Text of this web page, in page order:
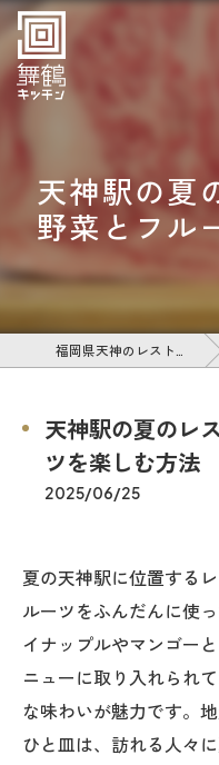
天神駅の夏
野菜とフル
福岡県天神のレストランなら舞鶴キッチン
天神駅の夏のレ
ツを楽しむ方法
2025/06/25
夏の天神駅に位置する
ルーツをふんだんに使
イナップルやマンゴー
ニューに取り入れられ
な味わいが魅力です。
ひと皿は、訪れる人々